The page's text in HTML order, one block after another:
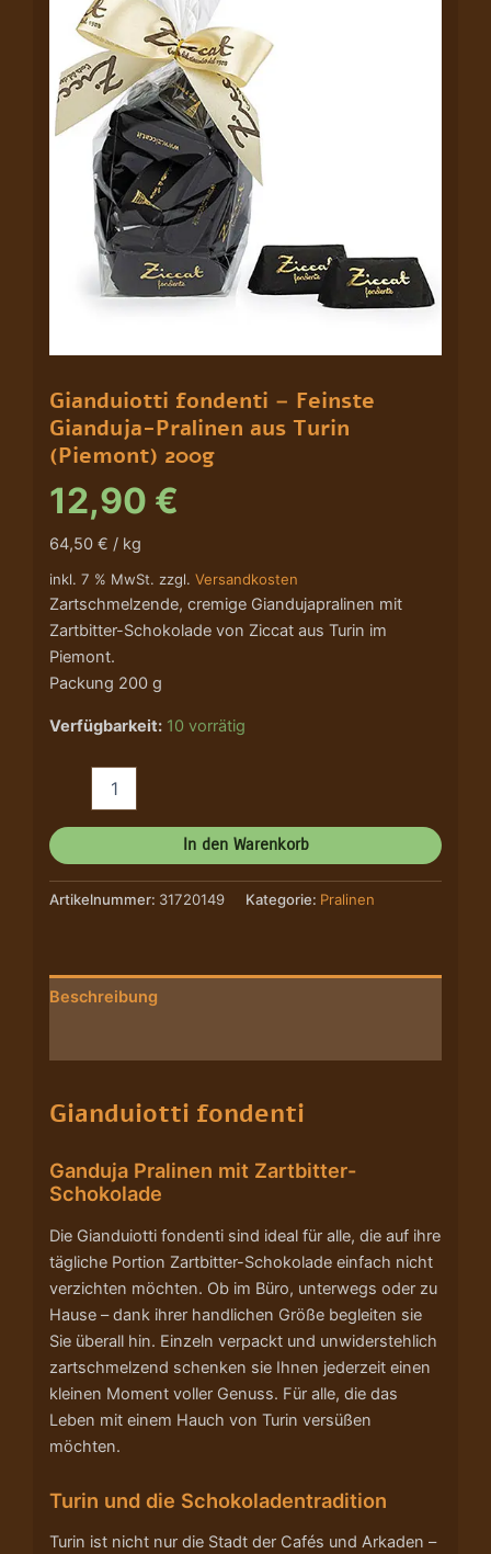
Gianduiotti fondenti – Feinste
Gianduja-Pralinen aus Turin
(Piemont) 200g
12,90 €
64,50 € / kg
inkl. 7 % MwSt. zzgl. Versandkosten
Zartschmelzende, cremige Giandujapralinen mit
Zartbitter-Schokolade von Ziccat aus Turin im
Piemont.
Packung 200 g
Verfügbarkeit: 10 vorrätig
(Piemont)
Menge
In den Warenkorb
Artikelnummer: 31720149 Kategorie: Pralinen
Beschreibung
Gianduiotti fondenti
Ganduja Pralinen mit Zartbitter-
Schokolade
Die Gianduiotti fondenti sind ideal für alle, die auf ihre
tägliche Portion Zartbitter-Schokolade einfach nicht
verzichten möchten. Ob im Büro, unterwegs oder zu
Hause – dank ihrer handlichen Größe begleiten sie
Sie überall hin. Einzeln verpackt und unwiderstehlich
zartschmelzend schenken sie Ihnen jederzeit einen
kleinen Moment voller Genuss. Für alle, die das
Leben mit einem Hauch von Turin versüßen
möchten.
Turin und die Schokoladentradition
Turin ist nicht nur die Stadt der Cafés und Arkaden –